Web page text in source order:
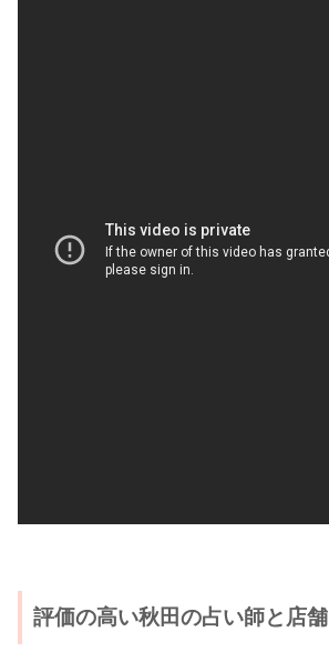
評価の高い秋田の占い師と店舗